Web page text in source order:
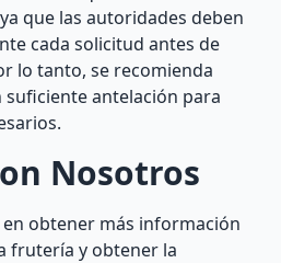
que las autoridades deben
cada solicitud antes de
lo tanto, se recomienda
antelación para
Nosotros
obtener más información
frutería y obtener la